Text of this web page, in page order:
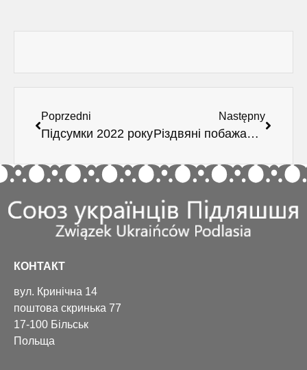
Poprzedni
Підсумки 2022 року
Następny
Різдвяні побажання
КОНТАКТ
вул. Кринічна 14
поштова скринька 77
17-100 Більськ
Польща